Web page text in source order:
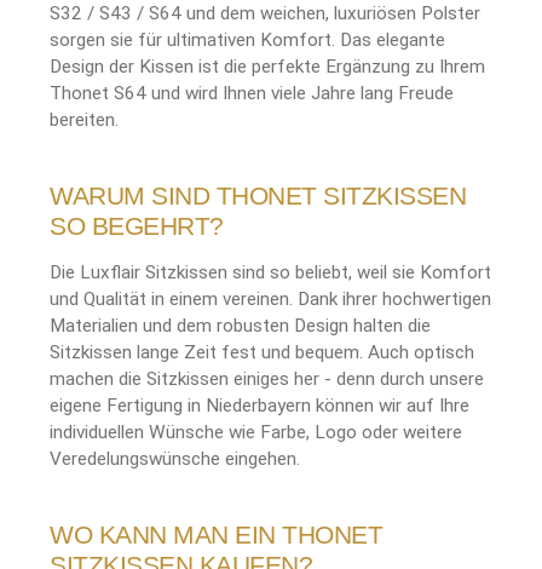
S32 / S43 / S64 und dem weichen, luxuriösen Polster
sorgen sie für ultimativen Komfort. Das elegante
Design der Kissen ist die perfekte Ergänzung zu Ihrem
Thonet S64 und wird Ihnen viele Jahre lang Freude
bereiten.
WARUM SIND THONET SITZKISSEN
SO BEGEHRT?
Die Luxflair Sitzkissen sind so beliebt, weil sie Komfort
und Qualität in einem vereinen. Dank ihrer hochwertigen
Materialien und dem robusten Design halten die
Sitzkissen lange Zeit fest und bequem. Auch optisch
machen die Sitzkissen einiges her - denn durch unsere
eigene Fertigung in Niederbayern können wir auf Ihre
individuellen Wünsche wie Farbe, Logo oder weitere
Veredelungswünsche eingehen.
WO KANN MAN EIN THONET